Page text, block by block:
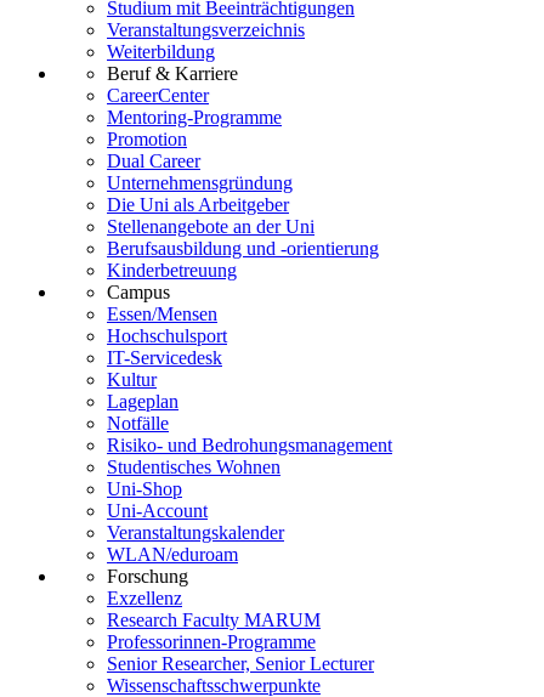
Studium mit Beeinträchtigungen
Veranstaltungsverzeichnis
Weiterbildung
Beruf & Karriere
CareerCenter
Mentoring-Programme
Promotion
Dual Career
Unternehmensgründung
Die Uni als Arbeitgeber
Stellenangebote an der Uni
Berufsausbildung und -orientierung
Kinderbetreuung
Campus
Essen/Mensen
Hochschulsport
IT-Servicedesk
Kultur
Lageplan
Notfälle
Risiko- und Bedrohungsmanagement
Studentisches Wohnen
Uni-Shop
Uni-Account
Veranstaltungskalender
WLAN/eduroam
Forschung
Exzellenz
Research Faculty MARUM
Professorinnen-Programme
Senior Researcher, Senior Lecturer
Wissenschaftsschwerpunkte